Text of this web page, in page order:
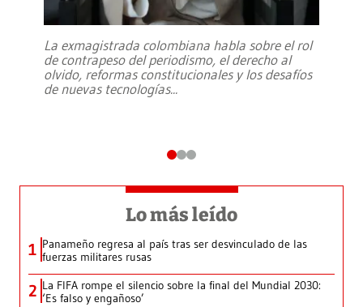
La exmagistrada colombiana habla sobre el rol
de contrapeso del periodismo, el derecho al
olvido, reformas constitucionales y los desafíos
de nuevas tecnologías...
Lo más leído
1 Panameño regresa al país tras ser desvinculado de las
fuerzas militares rusas
2 La FIFA rompe el silencio sobre la final del Mundial 2030:
‘Es falso y engañoso’